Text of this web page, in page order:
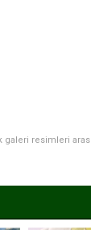
galeri resimleri